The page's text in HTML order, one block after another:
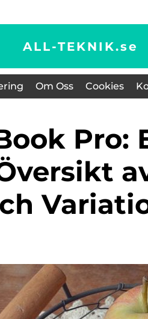
ALL-TEKNIK.se
Om Oss Cookies